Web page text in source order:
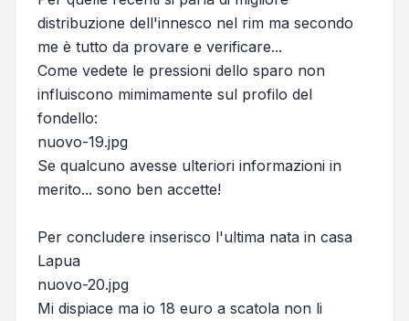
distribuzione dell'innesco nel rim ma secondo
me è tutto da provare e verificare...
Come vedete le pressioni dello sparo non
influiscono mimimamente sul profilo del
fondello:
nuovo-19.jpg
Se qualcuno avesse ulteriori informazioni in
merito... sono ben accette!
Per concludere inserisco l'ultima nata in casa
Lapua
nuovo-20.jpg
Mi dispiace ma io 18 euro a scatola non li